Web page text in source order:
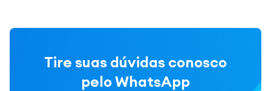
Tire suas dúvidas conosco
pelo WhatsApp